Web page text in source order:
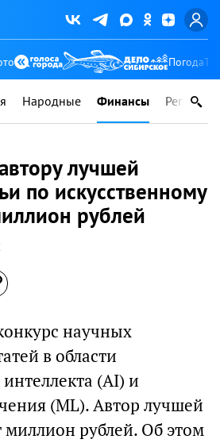
Погода
Народные Финансы Регионы
лучшей
по искусственному
рублей
научных
в области
(AI) и
(ML). Автор лучшей
миллион рублей. Об этом